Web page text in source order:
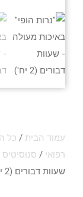
עמוד הבית / כל
רפואי / סנוסיטיס
שעוות דבורים (2 יח')